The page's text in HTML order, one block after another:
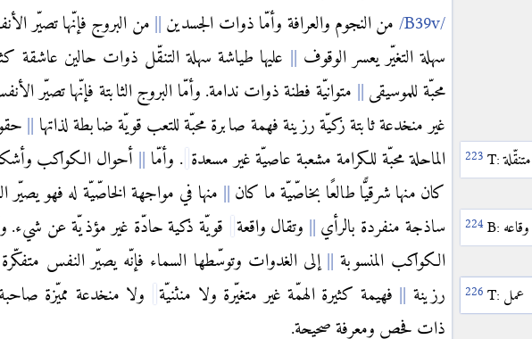
من النجوم والعرافة وأمّا ذوات الجسدين
من البروج فإنّها تصيّر
سهلة التغيّر يعسر الوقوف
عليها طياشة سهلة التنقّل ذوات حالين عاشقة
محبّة للموسيقى
متوانيّة فطنة ذوات ندامة. وأمّا البروج الثابتة فإنّها تصيّر
غير منخدعة ثابتة زكيّة رزينة فهمة صابرة محبّة للتعب قويّة ضابطة لذاتها
الماحلة محبّة للكرامة مشعبة عاصيّة غير مسعدة
T:متنقّلة . وأمّا
أحوال الكواكب
كان منها شرقيًّا طالعًا بخاصّيّة ما كان
منها في مواجهة الخاصّيّة له فهو
ساذجة منفردة بالرأي
وتقال واقعة B:
قويّة ذكية حادّة غير مؤذيّة عن شيء.
الكواكب المنسوبة
إلى الغدوات وتوسّطها السماء فإنّه يصيّر النفس متفكّرة
رزينة
فهيمة كثيرة الهمّة غير متغيّرة ولا منثنيّة T: ولا منخدعة مميّزة T: عمل
ذات فحص ومعرفة صحيحة.